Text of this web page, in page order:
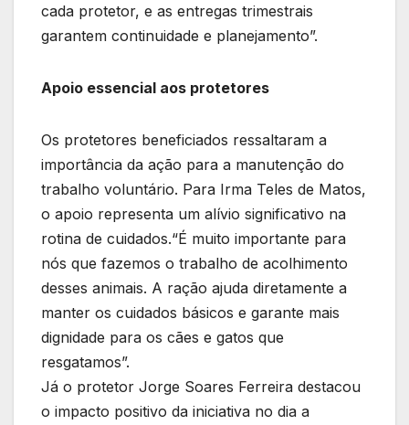
cada protetor, e as entregas trimestrais
garantem continuidade e planejamento”.
Apoio essencial aos protetores
Os protetores beneficiados ressaltaram a
importância da ação para a manutenção do
trabalho voluntário. Para Irma Teles de Matos,
o apoio representa um alívio significativo na
rotina de cuidados.“É muito importante para
nós que fazemos o trabalho de acolhimento
desses animais. A ração ajuda diretamente a
manter os cuidados básicos e garante mais
dignidade para os cães e gatos que
resgatamos”.
Já o protetor Jorge Soares Ferreira destacou
o impacto positivo da iniciativa no dia a